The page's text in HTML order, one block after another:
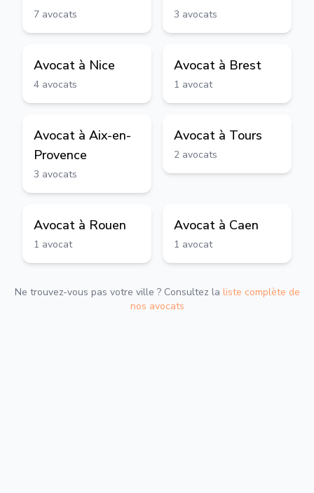
7 avocats 3 avocats
Avocat à Nice
4 avocats
Avocat à Brest
1 avocat
Avocat à Aix-en-
Provence
3 avocats
Avocat à Tours
2 avocats
Avocat à Rouen
1 avocat
Avocat à Caen
1 avocat
Ne trouvez-vous pas votre ville ? Consultez la liste complète de
nos avocats